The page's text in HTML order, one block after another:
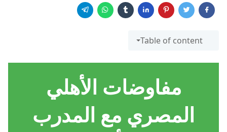
Table of content
مفاوضات الأهلي
المصري مع المدرب